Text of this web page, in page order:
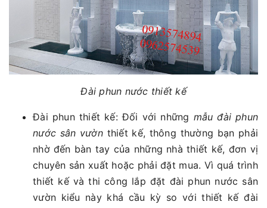
Đài phun nước thiết kế
Đài phun thiết kế: Đối với những mẫu đài phun
nước sân vườnthiết kế, thông thường bạn phải
nhờ đến bàn tay của những nhà thiết kế, đơn vị
chuyên sản xuất hoặc phải đặt mua. Vì quá trình
thiết kế và thi công lắp đặt đài phun nước sân
vườn kiểu này khá cầu kỳ so với thiết kế đài